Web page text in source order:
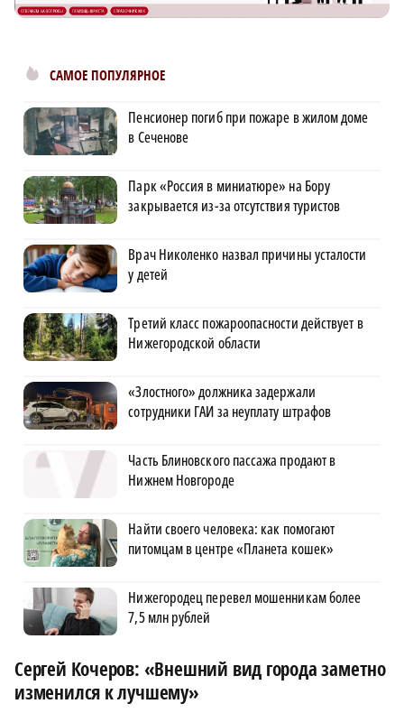
САМОЕ ПОПУЛЯРНОЕ
Пенсионер погиб при пожаре в жилом доме
в Сеченове
Парк «Россия в миниатюре» на Бору
закрывается из-за отсутствия туристов
Врач Николенко назвал причины усталости
у детей
Третий класс пожароопасности действует в
Нижегородской области
«Злостного» должника задержали
сотрудники ГАИ за неуплату штрафов
Часть Блиновского пассажа продают в
Нижнем Новгороде
Найти своего человека: как помогают
питомцам в центре «Планета кошек»
Нижегородец перевел мошенникам более
7,5 млн рублей
Сергей Кочеров: «Внешний вид города заметно
изменился к лучшему»